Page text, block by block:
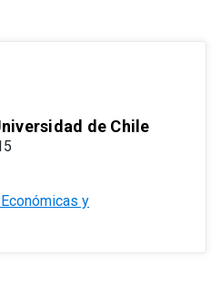
de Chile
y